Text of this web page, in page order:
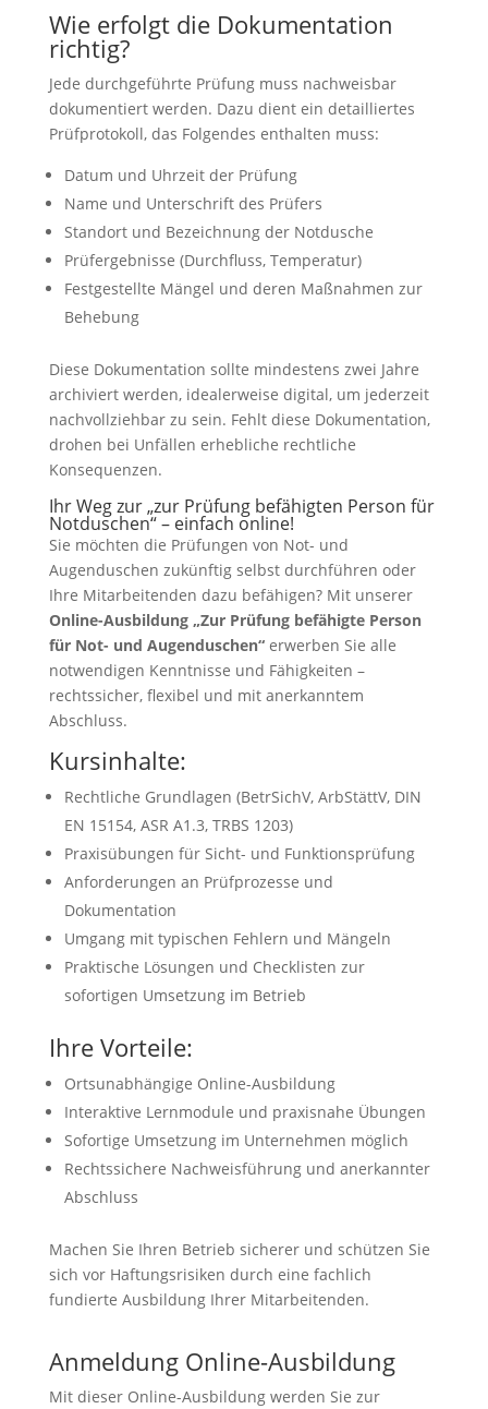
Wie erfolgt die Dokumentation
richtig?
Jede durchgeführte Prüfung muss nachweisbar
dokumentiert werden. Dazu dient ein detailliertes
Prüfprotokoll, das Folgendes enthalten muss:
Datum und Uhrzeit der Prüfung
Name und Unterschrift des Prüfers
Standort und Bezeichnung der Notdusche
Prüfergebnisse (Durchfluss, Temperatur)
Festgestellte Mängel und deren Maßnahmen zur
Behebung
Diese Dokumentation sollte mindestens zwei Jahre
archiviert werden, idealerweise digital, um jederzeit
nachvollziehbar zu sein. Fehlt diese Dokumentation,
drohen bei Unfällen erhebliche rechtliche
Konsequenzen.
Ihr Weg zur „zur Prüfung befähigten Person für
Notduschen“ – einfach online!
Sie möchten die Prüfungen von Not- und
Augenduschen zukünftig selbst durchführen oder
Ihre Mitarbeitenden dazu befähigen? Mit unserer
Online-Ausbildung „Zur Prüfung befähigte Person
für Not- und Augenduschen“erwerben Sie alle
notwendigen Kenntnisse und Fähigkeiten –
rechtssicher, flexibel und mit anerkanntem
Abschluss.
Kursinhalte:
Rechtliche Grundlagen (BetrSichV, ArbStättV, DIN
EN 15154, ASR A1.3, TRBS 1203)
Praxisübungen für Sicht- und Funktionsprüfung
Anforderungen an Prüfprozesse und
Dokumentation
Umgang mit typischen Fehlern und Mängeln
Praktische Lösungen und Checklisten zur
sofortigen Umsetzung im Betrieb
Ihre Vorteile:
Ortsunabhängige Online-Ausbildung
Interaktive Lernmodule und praxisnahe Übungen
Sofortige Umsetzung im Unternehmen möglich
Rechtssichere Nachweisführung und anerkannter
Abschluss
Machen Sie Ihren Betrieb sicherer und schützen Sie
sich vor Haftungsrisiken durch eine fachlich
fundierte Ausbildung Ihrer Mitarbeitenden.
Anmeldung Online-Ausbildung
Mit dieser Online-Ausbildung werden Sie zur